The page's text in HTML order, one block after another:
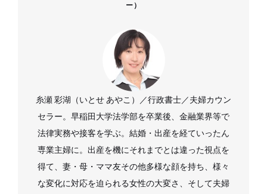
ー）
糸瀬 彩湖（いとせ あやこ）／行政書士／夫婦カウン
セラー。早稲田大学法学部を卒業後、金融業界等で
法律実務や接客を学ぶ。結婚・出産を経ていったん
専業主婦に。出産を機にそれまでとは違った視点を
得て、妻・母・ママ友その他多様な顔を持ち、様々
な変化に対応を迫られる女性の大変さ、そして夫婦